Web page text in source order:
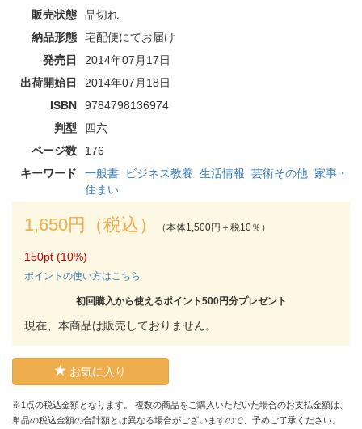
販売状態
品切れ
納品形態
宅配便にてお届け
発売日
2014年07月17日
出荷開始日
2014年07月18日
ISBN
9784798136974
判型
四六
ページ数
176
キーワード
一般書 ビジネス教養 生活情報 芸術その他 家事・
住まい
1,650円（税込） （本体1,500円＋税10％）
150pt (10%)
ポイントの使い方はこちら
初回購入から使えるポイント500円分プレゼント
現在、本商品は販売しておりません。
お気に入り
※1点の税込金額となります。 複数の商品をご購入いただいた場合のお支払金額は、
単品の税込金額の合計額とは異なる場合がございますので、予めご了承ください。